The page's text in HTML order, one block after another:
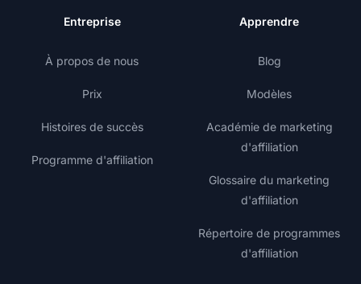
Entreprise
À propos de nous
Prix
Histoires de succès
Programme d'affiliation
Apprendre
Blog
Modèles
Académie de marketing
d'affiliation
Glossaire du marketing
d'affiliation
Répertoire de programmes
d'affiliation